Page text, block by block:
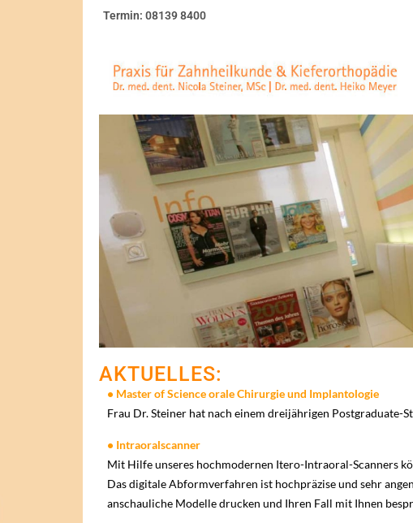
Termin: 08139 8400
AKTUELLES:
• Master of Science orale Chirurgie und Implantologie
Frau Dr. Steiner hat nach einem dreijährigen Postgraduate-
• Intraoralscanner
Mit Hilfe unseres hochmodernen Itero-Intraoral-Scanners
Das digitale Abformverfahren ist hochpräzise und sehr
anschauliche Modelle drucken und Ihren Fall mit Ihnen